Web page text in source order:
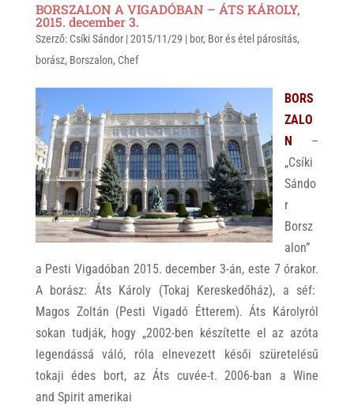
t
s
A
e
r
e
b
o
BORSZALON A VIGADÓBAN – ÁTS KÁROLY,
2015. december 3.
Szerző: Csíki Sándor|2015/11/29 | bor, Bor és étel párosítás,
borász, Borszalon, Chef
BORS
ZALO
N
–
„Csíki
Sándo
r
Borsz
alon”
a Pesti Vigadóban 2015. december 3-án, este 7 órakor.
A borász: Áts Károly (Tokaj Kereskedőház), a séf:
Magos Zoltán (Pesti Vigadó Étterem). Áts Károlyról
sokan tudják, hogy „2002-ben készítette el az azóta
legendássá váló, róla elnevezett késői szüretelésű
tokaji édes bort, az Áts cuvée-t. 2006-ban a Wine
and Spirit amerikai